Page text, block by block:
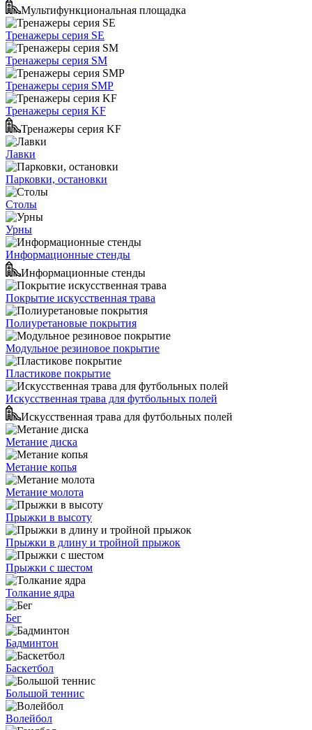
Мультифункциональная площадка
Тренажеры серия SE
Тренажеры серия SM
Тренажеры серия SMP
Тренажеры серия KF
Тренажеры серия KF
Лавки
Парковки, остановки
Столы
Урны
Информационные стенды
Информационные стенды
Покрытие искусственная трава
Полиуретановые покрытия
Модульное резиновое покрытие
Пластикове покрытие
Искусственная трава для футбольных полей
Искусственная трава для футбольных полей
Метание диска
Метание копья
Метание молота
Прыжки в высоту
Прыжки в длину и тройной прыжок
Прыжки с шестом
Толкание ядра
Бег
Бадминтон
Баскетбол
Большой теннис
Волейбол